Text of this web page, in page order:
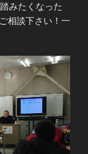
みたくなった
相談下さい！一